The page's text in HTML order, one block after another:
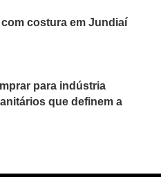
costura em Jundiaí
para indústria
que definem a